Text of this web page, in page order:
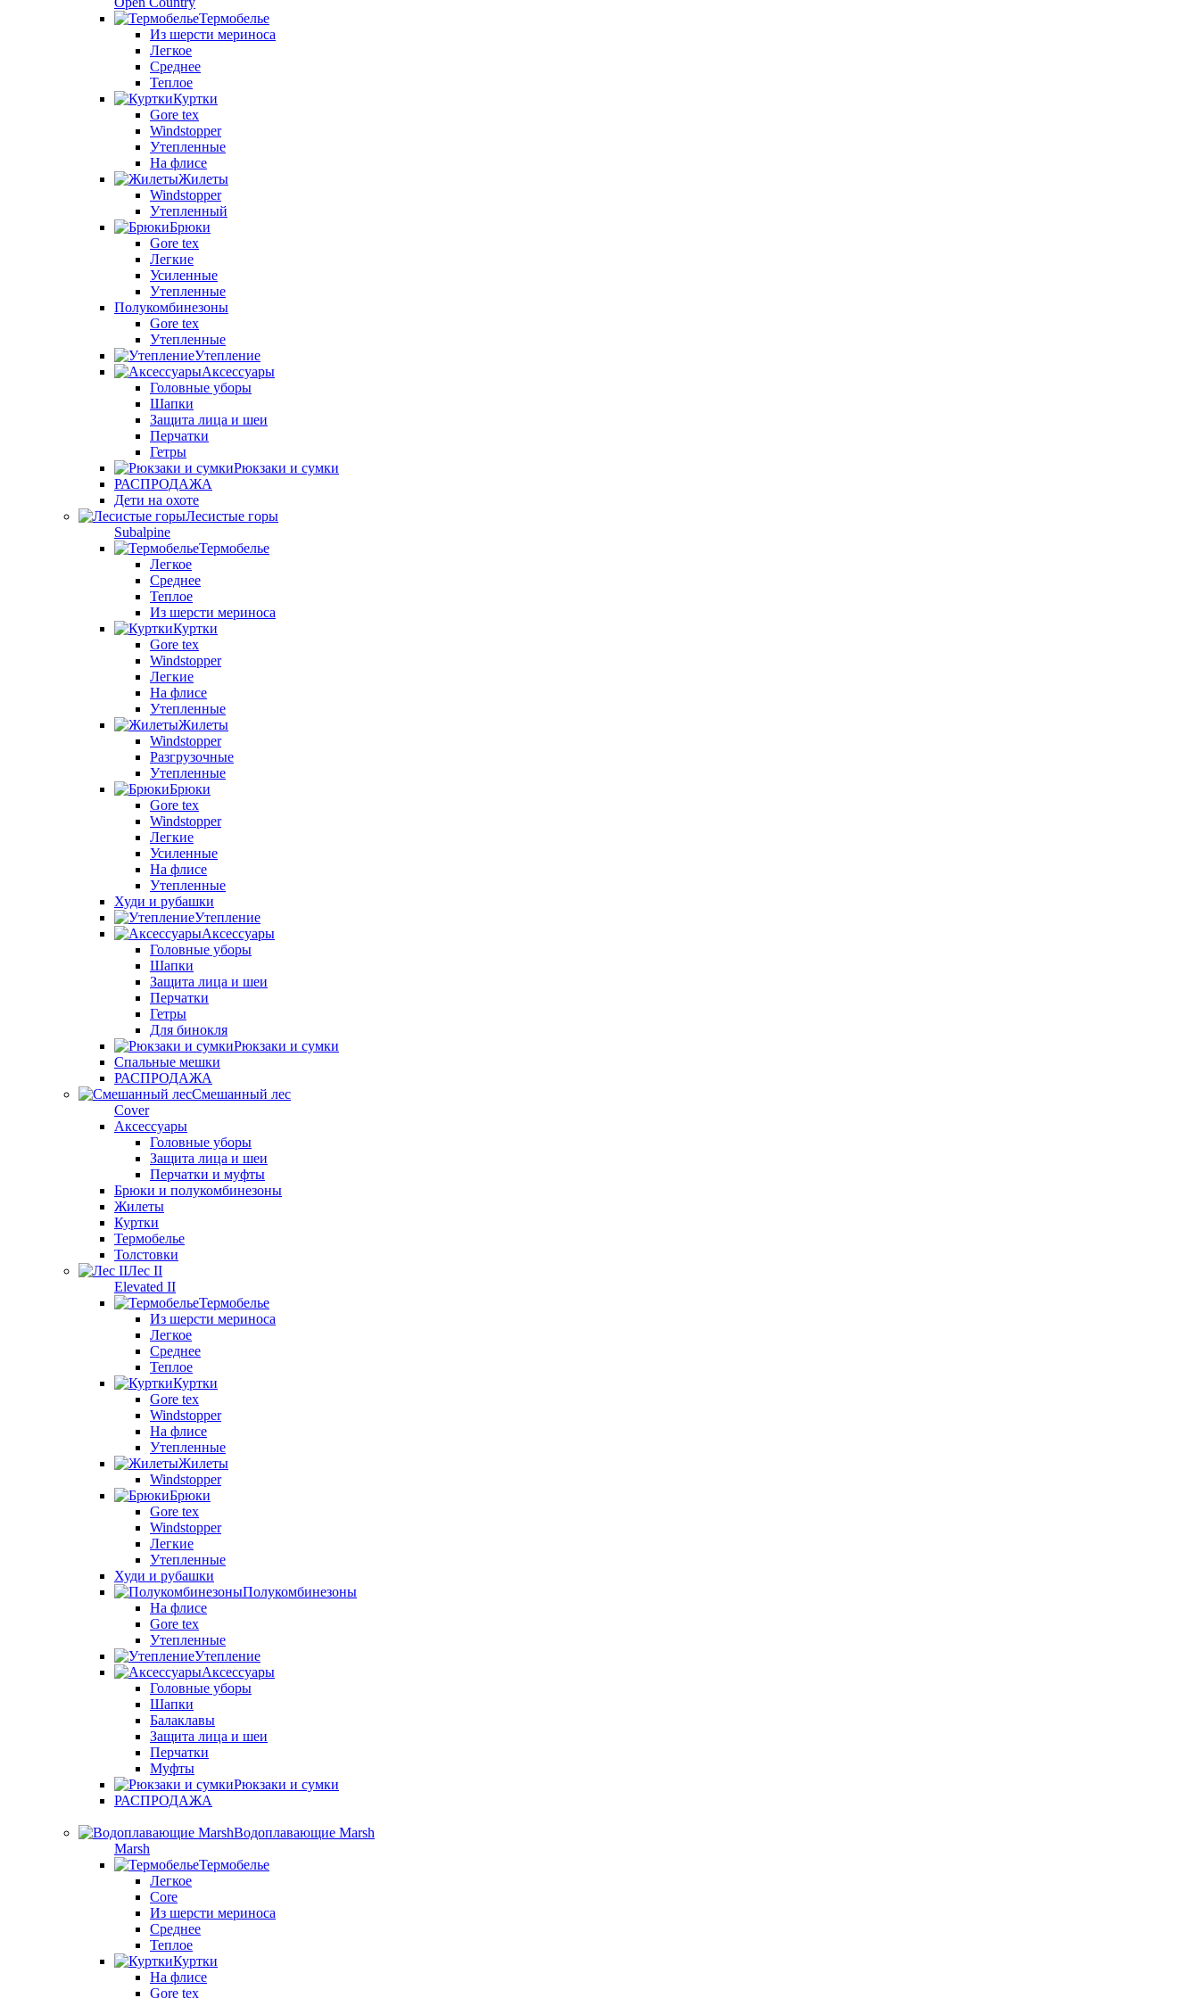
Термобелье
Из шерсти мериноса
Легкое
Среднее
Теплое
Куртки
Gore tex
Windstopper
Утепленные
На флисе
Жилеты
Windstopper
Утепленный
Брюки
Gore tex
Легкие
Усиленные
Утепленные
Полукомбинезоны
Gore tex
Утепленные
Утепление
Аксессуары
Головные уборы
Шапки
Защита лица и шеи
Перчатки
Гетры
Рюкзаки и сумки
РАСПРОДАЖА
Дети на охоте
Лесистые горы
Subalpine
Термобелье
Легкое
Среднее
Теплое
Из шерсти мериноса
Куртки
Gore tex
Windstopper
Легкие
На флисе
Утепленные
Жилеты
Windstopper
Разгрузочные
Утепленные
Брюки
Gore tex
Windstopper
Легкие
Усиленные
На флисе
Утепленные
Худи и рубашки
Утепление
Аксессуары
Головные уборы
Шапки
Защита лица и шеи
Перчатки
Гетры
Для бинокля
Рюкзаки и сумки
Спальные мешки
РАСПРОДАЖА
Смешанный лес
Cover
Аксессуары
Головные уборы
Защита лица и шеи
Перчатки и муфты
Брюки и полукомбинезоны
Жилеты
Куртки
Термобелье
Толстовки
Лес II
Elevated II
Термобелье
Из шерсти мериноса
Легкое
Среднее
Теплое
Куртки
Gore tex
Windstopper
На флисе
Утепленные
Жилеты
Windstopper
Брюки
Gore tex
Windstopper
Легкие
Утепленные
Худи и рубашки
Полукомбинезоны
На флисе
Gore tex
Утепленные
Утепление
Аксессуары
Головные уборы
Шапки
Балаклавы
Защита лица и шеи
Перчатки
Муфты
Рюкзаки и сумки
РАСПРОДАЖА
Водоплавающие Marsh
Marsh
Термобелье
Легкое
Core
Из шерсти мериноса
Среднее
Теплое
Куртки
На флисе
Gore tex